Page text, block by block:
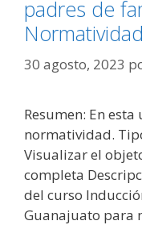
padres de
Normatividad
30 agosto, 2023
Resumen: En
normatividad.
Visualizar el
completa
del curso
Guanajuato para